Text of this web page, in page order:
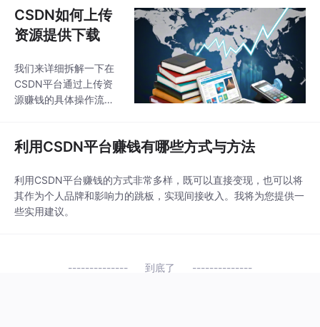
CSDN如何上传
资源提供下载
我们来详细拆解一下在
CSDN平台通过上传资
源赚钱的具体操作流
一个非常直接有效的变
当，也容易踩坑。
利用CSDN平台赚钱有哪些方式与方法
利用CSDN平台赚钱的方式非常多样，既可以直接变现，也可以将
其作为个人品牌和影响力的跳板，实现间接收入。我将为您提供一
些实用建议。
到底了